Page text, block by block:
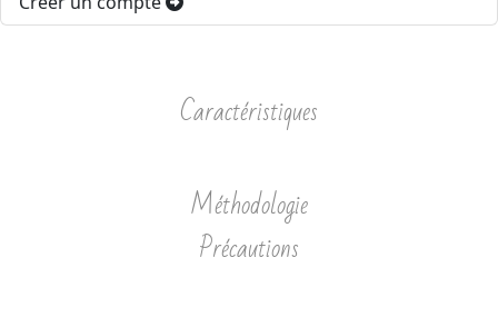
Caractéristiques
Méthodologie
Précautions